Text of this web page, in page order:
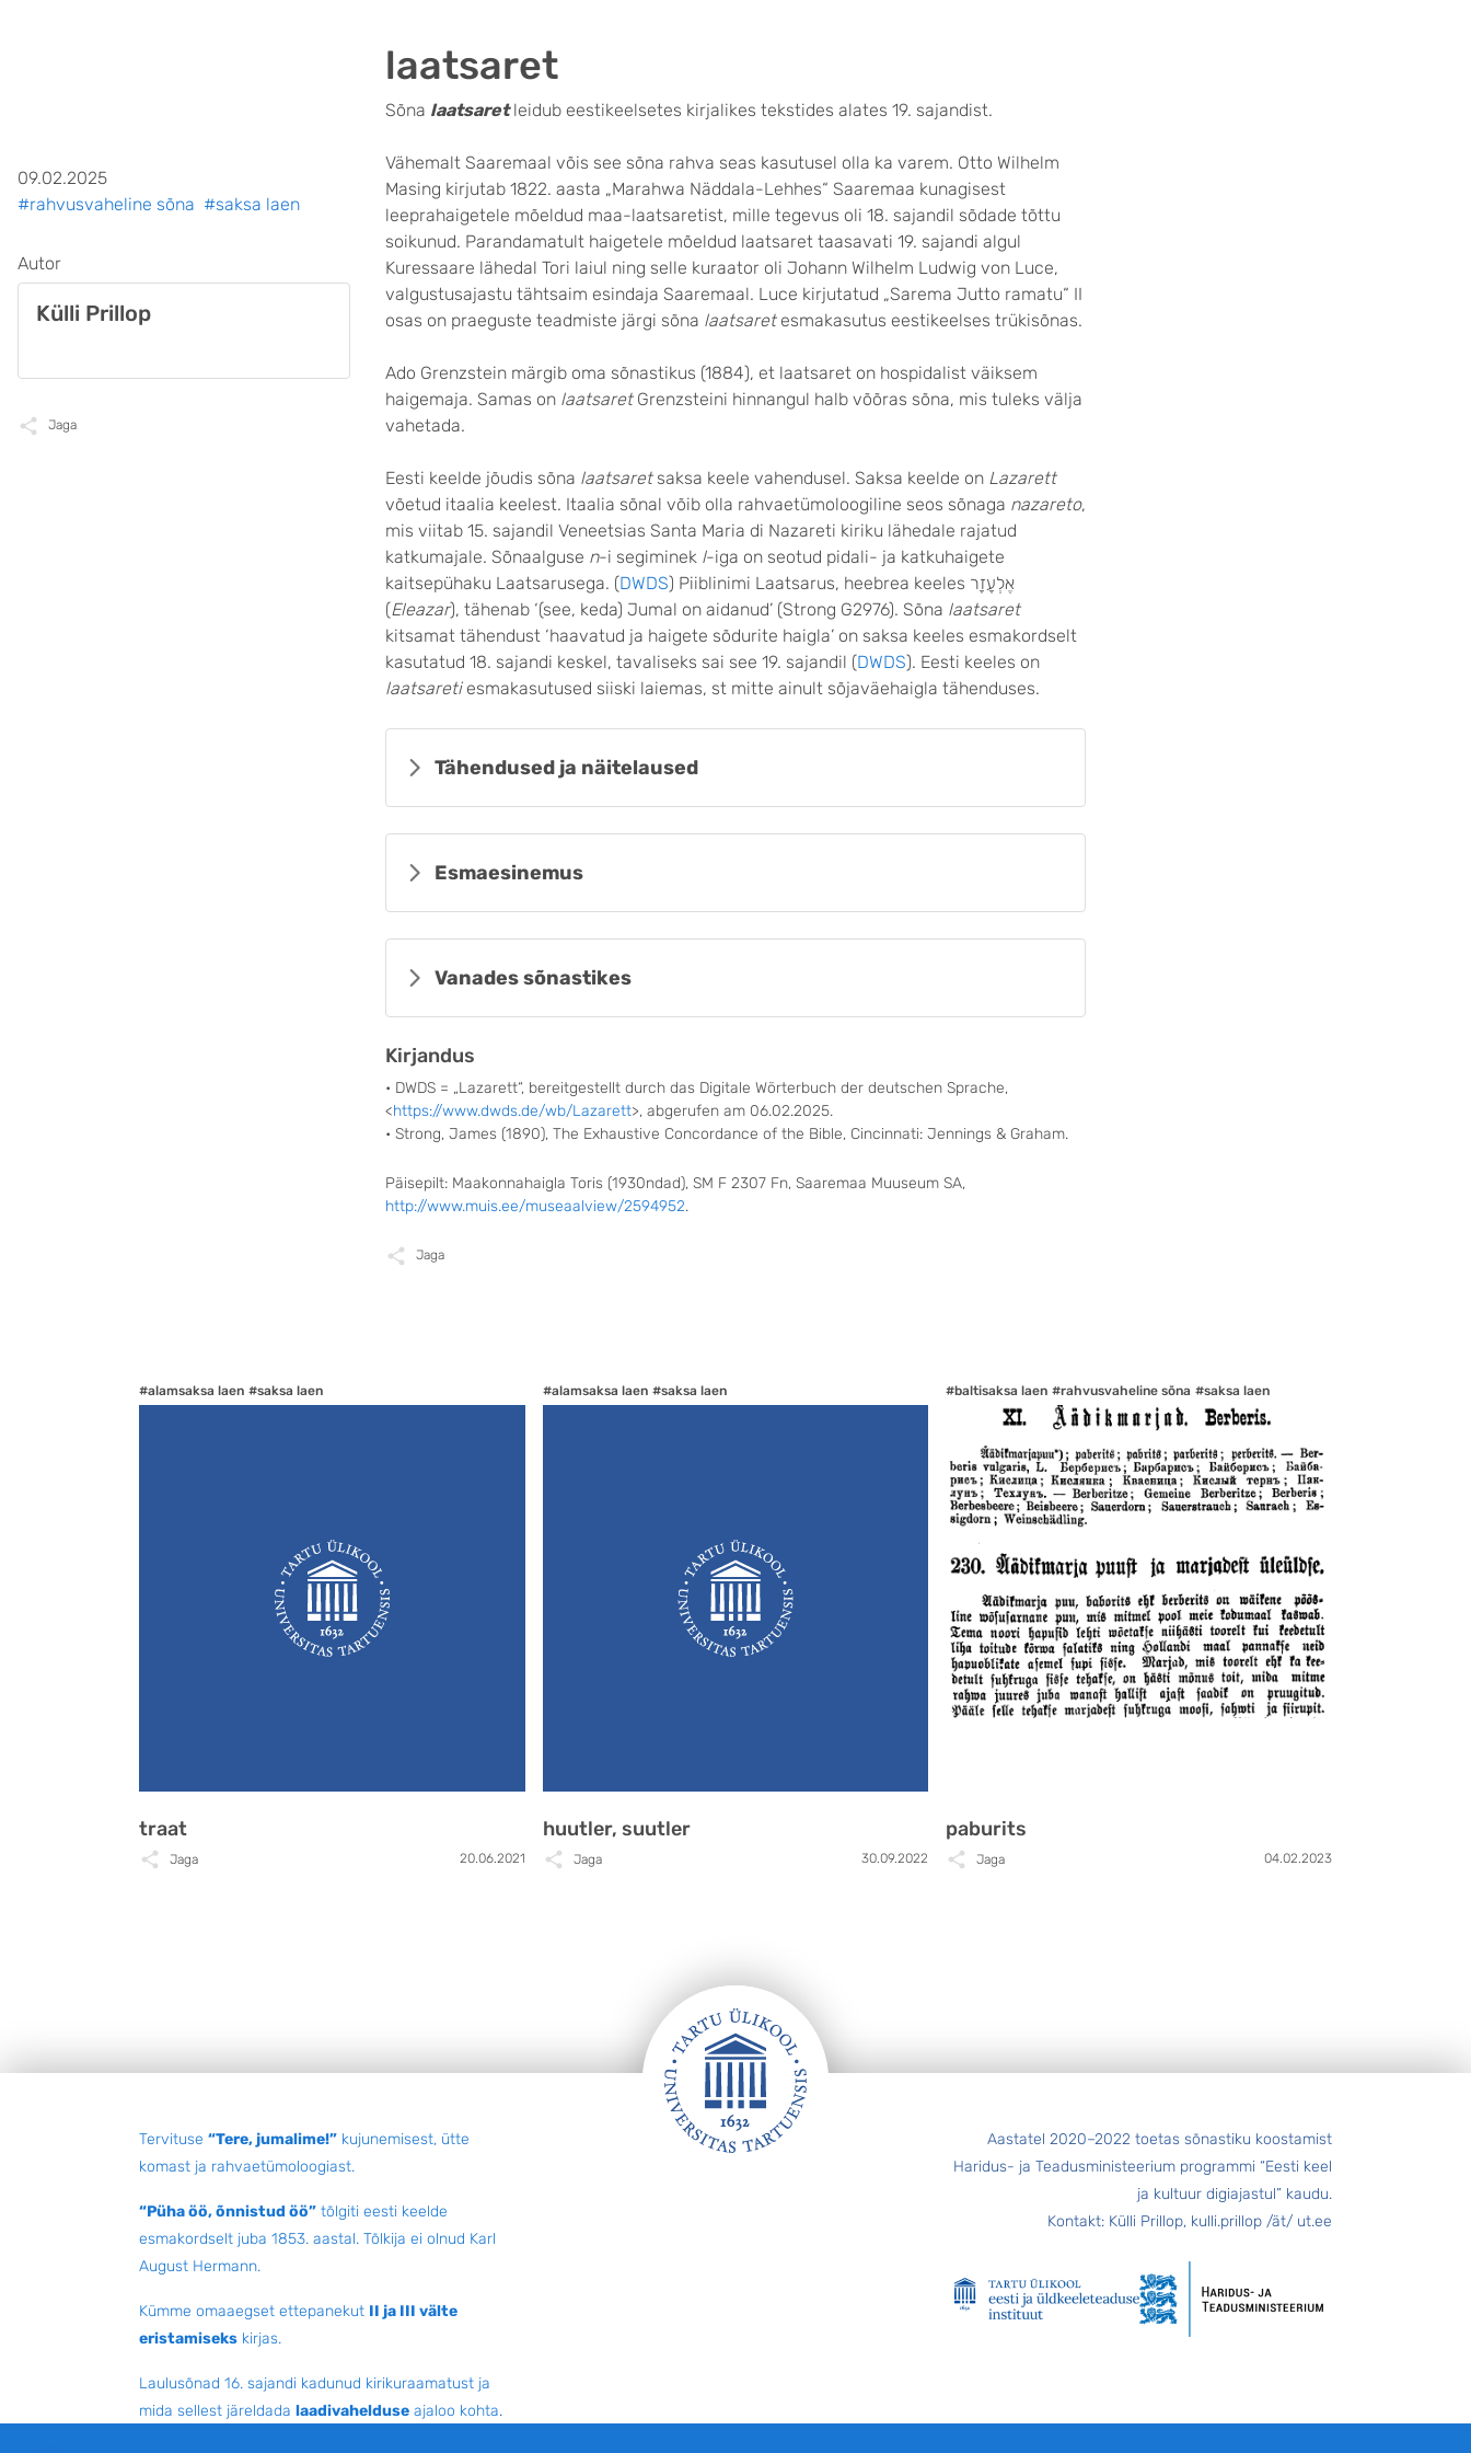
laatsaret
Sõna laatsaretleidub eestikeelsetes kirjalikes tekstides alates 19. sajandist.
Vähemalt Saaremaal võis see sõna rahva seas kasutusel olla ka varem. Otto Wilhelm
Masing kirjutab 1822. aasta „Marahwa Näddala-Lehhes“ Saaremaa kunagisest
leeprahaigetele mõeldud maa-laatsaretist, mille tegevus oli 18. sajandil sõdade tõttu
soikunud. Parandamatult haigetele mõeldud laatsaret taasavati 19. sajandi algul
Kuressaare lähedal Tori laiul ning selle kuraator oli Johann Wilhelm Ludwig von Luce,
valgustusajastu tähtsaim esindaja Saaremaal. Luce kirjutatud „Sarema Jutto ramatu“ II
osas on praeguste teadmiste järgi sõna laatsaretesmakasutus eestikeelses trükisõnas.
Ado Grenzstein märgib oma sõnastikus (1884), et laatsaret on hospidalist väiksem
haigemaja. Samas on laatsaret Grenzsteini hinnangul halb võõras sõna, mis tuleks välja
vahetada.
Eesti keelde jõudis sõna laatsaretsaksa keele vahendusel. Saksa keelde on Lazarett
võetud itaalia keelest. Itaalia sõnal võib olla rahvaetümoloogiline seos sõnaga nazareto,
mis viitab 15. sajandil Veneetsias Santa Maria di Nazareti kiriku lähedale rajatud
katkumajale. Sõnaalguse n-i segiminek l-iga on seotud pidali- ja katkuhaigete
kaitsepühaku Laatsarusega. (DWDS) Piiblinimi Laatsarus, heebrea keeles אֶלְעָזָר
(Eleazar), tähenab ‘(see, keda) Jumal on aidanud’ (Strong G2976). Sõna laatsaret
kitsamat tähendust ‘haavatud ja haigete sõdurite haigla’ on saksa keeles esmakordselt
kasutatud 18. sajandi keskel, tavaliseks sai see 19. sajandil (DWDS). Eesti keeles on
laatsaretiesmakasutused siiski laiemas, st mitte ainult sõjaväehaigla tähenduses.
Tähendused ja näitelaused
Esmaesinemus
Vanades sõnastikes
Kirjandus
• DWDS = „Lazarett“, bereitgestellt durch das Digitale Wörterbuch der deutschen Sprache,
<https://www.dwds.de/wb/Lazarett>, abgerufen am 06.02.2025.
• Strong, James (1890), The Exhaustive Concordance of the Bible, Cincinnati: Jennings & Graham.
Päisepilt: Maakonnahaigla Toris (1930ndad), SM F 2307 Fn, Saaremaa Muuseum SA,
http://www.muis.ee/museaalview/2594952.
Jaga
09.02.2025
#rahvusvaheline sõna #saksa laen
Autor
Külli Prillop
Jaga
#alamsaksa laen #saksa laen
traat
Jaga 20.06.2021
#alamsaksa laen #saksa laen
huutler, suutler
Jaga 30.09.2022
#baltisaksa laen #rahvusvaheline sõna #saksa laen
paburits
Jaga 04.02.2023
Tervituse “Tere, jumalime!”kujunemisest, ütte
komast ja rahvaetümoloogiast.
“Püha öö, õnnistud öö”tõlgiti eesti keelde
esmakordselt juba 1853. aastal. Tõlkija ei olnud Karl
August Hermann.
Kümme omaaegset ettepanekut II ja III välte
eristamisekskirjas.
Laulusõnad 16. sajandi kadunud kirikuraamatust ja
mida sellest järeldada laadivahelduseajaloo kohta.
Aastatel 2020–2022 toetas sõnastiku koostamist
Haridus- ja Teadusministeerium programmi “Eesti keel
ja kultuur digiajastul” kaudu.
Kontakt: Külli Prillop, kulli.prillop /ät/ ut.ee